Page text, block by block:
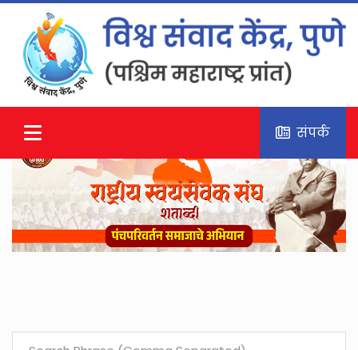
संपर्क